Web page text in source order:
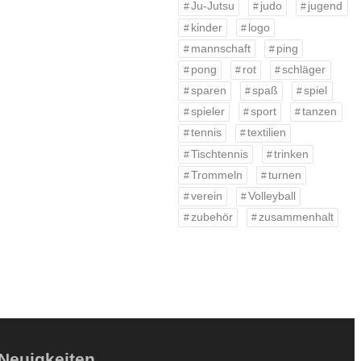
Ju-Jutsu
judo
jugend
kinder
logo
mannschaft
ping
pong
rot
schläger
sparen
spaß
spiel
spieler
sport
tanzen
tennis
textilien
Tischtennis
trinken
Trommeln
turnen
verein
Volleyball
zubehör
zusammenhalt